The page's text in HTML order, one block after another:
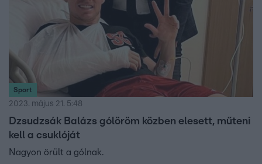
Sport
2023. május 21. 5:48
Dzsudzsák Balázs gólöröm közben elesett, műteni
kell a csuklóját
Nagyon örült a gólnak.